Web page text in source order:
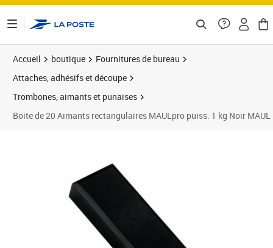
Accueil boutique
Fournitures de bureau
Attaches, adhésifs et découpe
Trombones, aimants et punaises
Boite de 20 Aimants rectangulaires MAULpro puiss. 1 kg Noir MAUL